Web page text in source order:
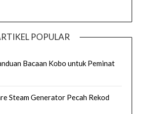
POPULAR
Bacaan Kobo untuk Peminat
Steam Generator Pecah Rekod